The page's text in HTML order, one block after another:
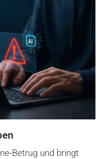
Betrug und bringt